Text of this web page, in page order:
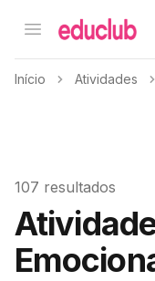
Open menu
Educlub
Início Atividades
107 resultados